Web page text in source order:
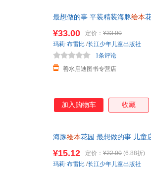
孩子们喜欢的图书。或者帮助
至。 有哪个孩子会把 学会阅读
绘本中，一个叫Booker的孩子
熠熠生光。 这个故事以美国
最想做的事 平装精装海豚绘本
客服】
¥33.00 定价： ¥33.00
善水启迪图书专营店
1条评论
玛莉·布雷比 /长江少年儿童出版社
加入购物车 收藏
海豚绘本花园 最想做的事 儿童
当客服
¥15.12 定价： ¥22.00 (6.88折)
玛莉·布雷比 /长江少年儿童出版社